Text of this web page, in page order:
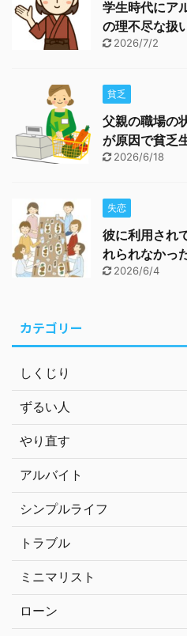
学生時代にア
の理不尽な扱
2026/7/2
貧乏
父親の職場の
が原因で貧乏
2026/6/18
失恋
彼に利用され
れられなかっ
2026/6/4
カテゴリー
しくじり
ずるい人
やり直す
アルバイト
シンプルライフ
トラブル
ミニマリスト
ローン